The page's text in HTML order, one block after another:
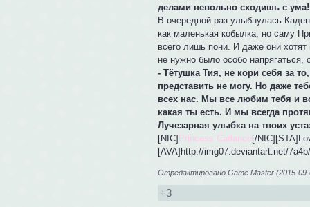
делами невольно сходишь с ума!
В очередной раз улыбнулась
как маленькая кобылка, но саму
всего лишь пони. И даже они
не нужно было особо напрягаться,
- Тётушка Тия, не кори себя за
представить не могу. Но даже
всех нас. Мы все любим тебя и
какая ты есть. И мы всегда
Лучезарная улыбка на твоих
[NIC]Princess Cadance[/
[AVA]http://img07.deviantart.net/
Отредактировано Game Master (2015-09-
+3